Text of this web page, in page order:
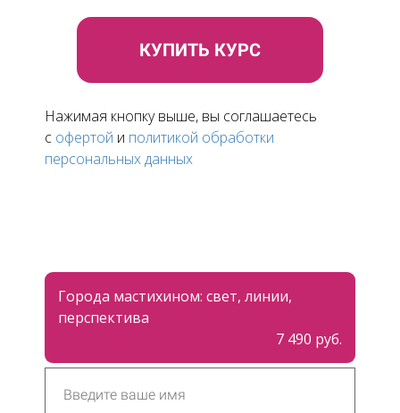
КУПИТЬ КУРС
Нажимая кнопку выше, вы соглашаетесь
c офертой и политикой обработки
персональных данных
Города мастихином: свет, линии,
перспектива
7 490 руб.